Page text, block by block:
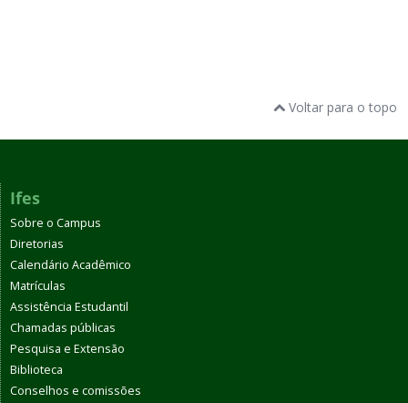
Voltar para o topo
Ifes
Sobre o Campus
Diretorias
Calendário Acadêmico
Matrículas
Assistência Estudantil
Chamadas públicas
Pesquisa e Extensão
Biblioteca
Conselhos e comissões